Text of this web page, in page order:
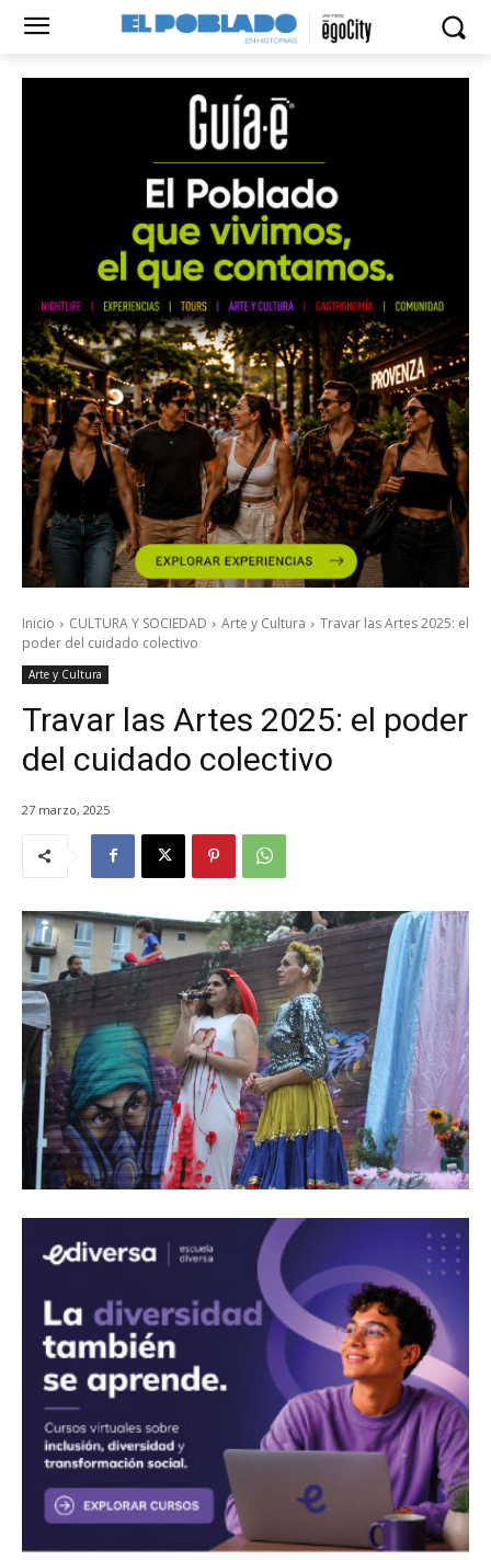
Inicio CULTURA Y SOCIEDAD Arte y Cultura
Travar las Artes 2025: el
poder del cuidado colectivo
Arte y Cultura
Travar las Artes 2025: el poder
del cuidado colectivo
27 marzo, 2025